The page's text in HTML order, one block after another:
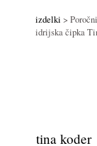
izdelki >
idrijska čipka
tina koder